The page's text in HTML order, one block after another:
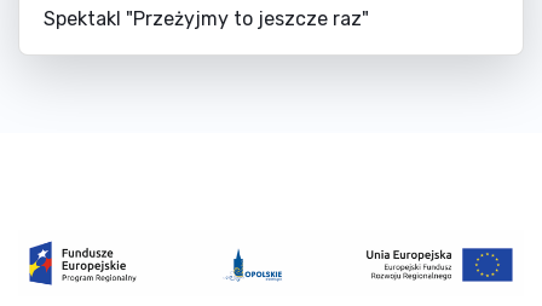
Spektakl "Przeżyjmy to jeszcze raz"